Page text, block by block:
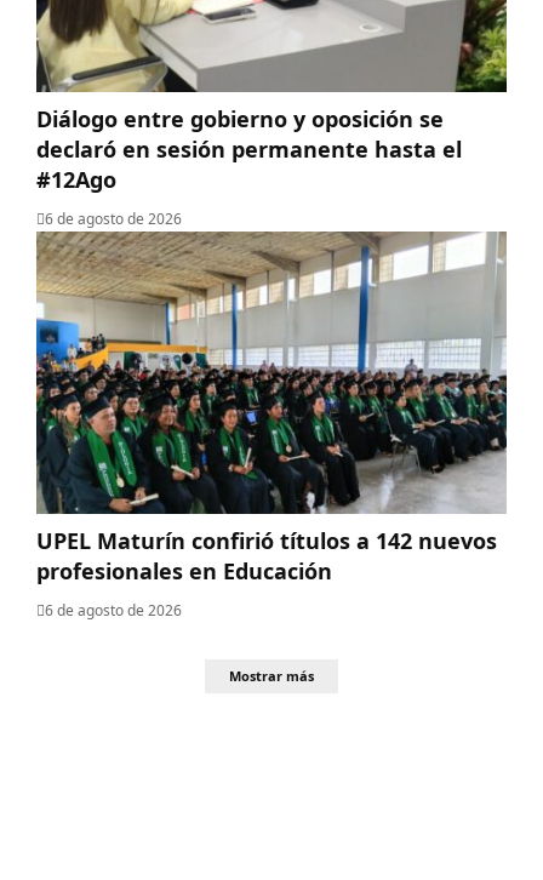
Diálogo entre gobierno y oposición se
declaró en sesión permanente hasta el
#12Ago
6 de agosto de 2026
UPEL Maturín confirió títulos a 142 nuevos
profesionales en Educación
6 de agosto de 2026
Mostrar más